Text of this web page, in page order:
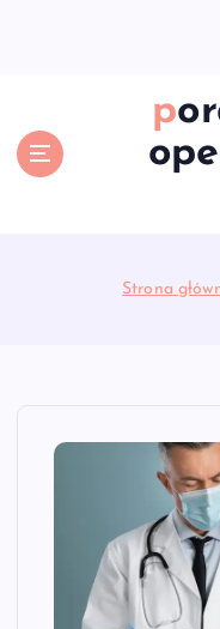
poradniaort
Strona